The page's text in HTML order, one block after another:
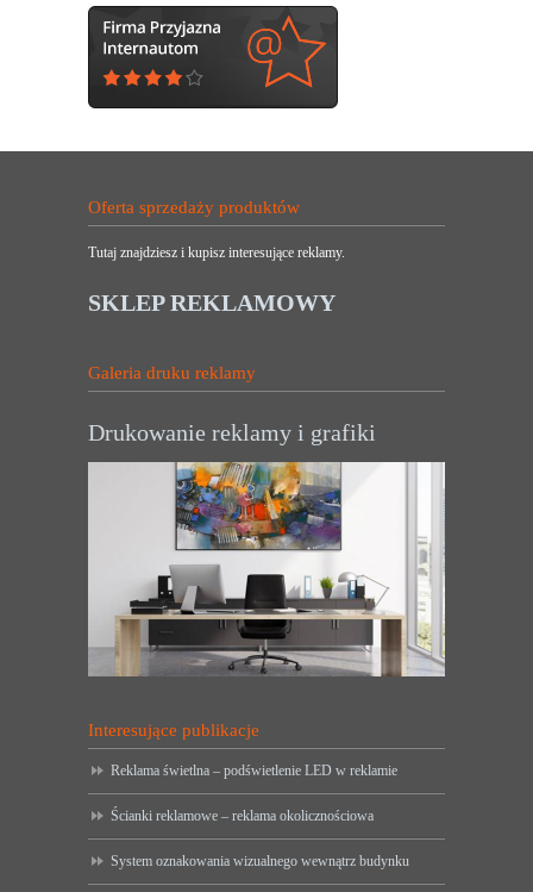
Oferta sprzedaży produktów
Tutaj znajdziesz i kupisz interesujące reklamy.
SKLEP REKLAMOWY
Galeria druku reklamy
Drukowanie reklamy i grafiki
Interesujące publikacje
Reklama świetlna – podświetlenie LED w reklamie
Ścianki reklamowe – reklama okolicznościowa
System oznakowania wizualnego wewnątrz budynku